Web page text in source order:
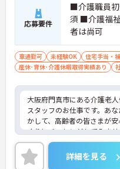
応募要件
■介護職員
須 ■介護福
者は尚可
車通勤可 未経験OK 住宅手当・
産休･育休･介護休暇取得実績あり
大阪府門真市にある介護老
スタッフのお仕事です。あ
かして、高齢者の皆さまが
くりにチャレンジしてみま
ご興味ある方には、面接対
詳細をお話しいたしますので
い。
詳細を見る